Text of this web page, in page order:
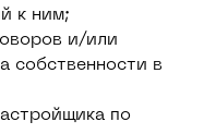
к ним;
и/или
собственности в
по